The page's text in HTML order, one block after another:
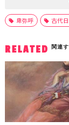
卑弥呼 古代
RELATED 関連